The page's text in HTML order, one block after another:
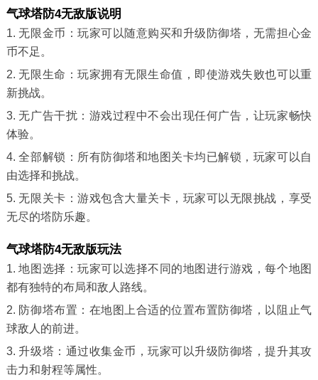
气球塔防4无敌版说明
1. 无限金币：玩家可以随意购买和升级防御塔，无需担心金
币不足。
2. 无限生命：玩家拥有无限生命值，即使游戏失败也可以重
新挑战。
3. 无广告干扰：游戏过程中不会出现任何广告，让玩家畅快
体验。
4. 全部解锁：所有防御塔和地图关卡均已解锁，玩家可以自
由选择和挑战。
5. 无限关卡：游戏包含大量关卡，玩家可以无限挑战，享受
无尽的塔防乐趣。
气球塔防4无敌版玩法
1. 地图选择：玩家可以选择不同的地图进行游戏，每个地图
都有独特的布局和敌人路线。
2. 防御塔布置：在地图上合适的位置布置防御塔，以阻止气
球敌人的前进。
3. 升级塔：通过收集金币，玩家可以升级防御塔，提升其攻
击力和射程等属性。